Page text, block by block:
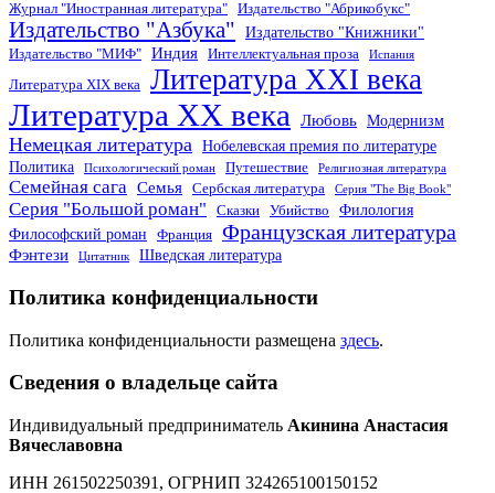
Журнал "Иностранная литература"
Издательство "Абрикобукс"
Издательство "Азбука" Издательство "Книжники"
Издательство "МИФ" Индия Интеллектуальная проза Испания
Литература XIX века Литература XXI века
Литература XX века Любовь Модернизм
Немецкая литература Нобелевская премия по литературе
Политика
Психологический роман Путешествие Религиозная литература
Семейная сага Семья Сербская литература Серия "The Big Book"
Серия "Большой роман" Сказки Убийство
Филология
Философский роман
Франция Французская литература
Фэнтези Цитатник Шведская литература
Политика конфиденциальности
Политика конфиденциальности размещена здесь.
Сведения о владельце сайта
Индивидуальный предприниматель Акинина Анастасия
Вячеславовна
ИНН 261502250391, ОГРНИП 324265100150152